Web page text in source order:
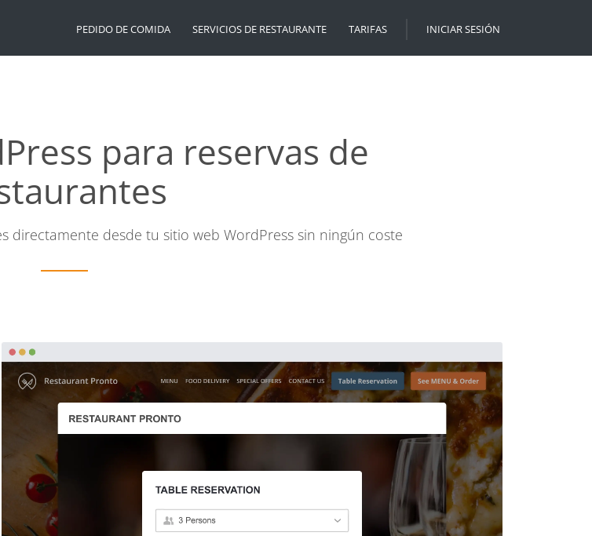
PEDIDO DE COMIDA SERVICIOS DE RESTAURANTE TARIFAS INICIAR SESIÓN
para reservas de
directamente desde tu sitio web WordPress sin ningún coste